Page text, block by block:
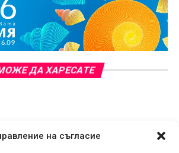
на съгласие
ДА ХАРЕСАТЕ